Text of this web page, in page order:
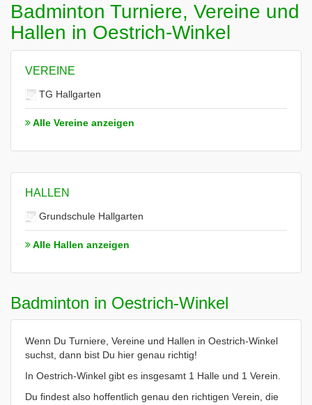
Badminton Turniere, Vereine und
Hallen in Oestrich-Winkel
VEREINE
TG Hallgarten
Alle Vereine anzeigen
HALLEN
Grundschule Hallgarten
Alle Hallen anzeigen
Badminton in Oestrich-Winkel
Wenn Du Turniere, Vereine und Hallen in Oestrich-Winkel
suchst, dann bist Du hier genau richtig!
In Oestrich-Winkel gibt es insgesamt 1 Halle und 1 Verein.
Du findest also hoffentlich genau den richtigen Verein, die